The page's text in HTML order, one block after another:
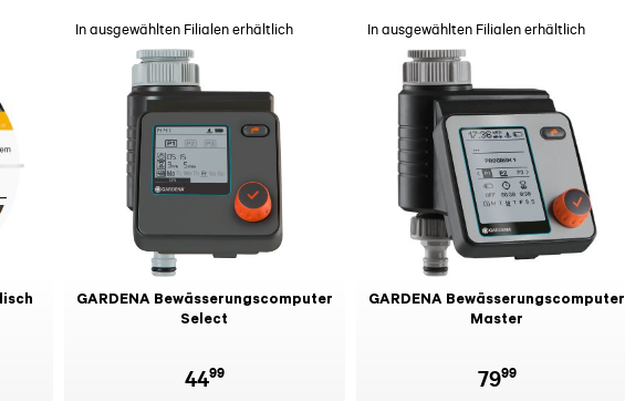
In ausgewählten Filialen erhältlich
GARDENA Bewässerungscomputer
Select
4499
In ausgewählten Filialen erhältlich
GARDENA Bewässerungscomputer
Master
7999